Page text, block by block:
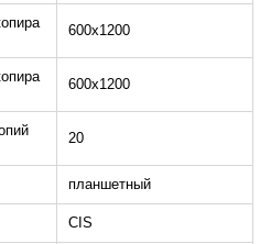
600x1200
600x1200
20
планшетный
CIS